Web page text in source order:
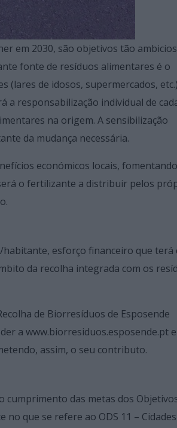
em 2030, são objetivos tão
fonte de resíduos alimentares é o
(lares de idosos, supermercados,
a responsabilização individual de
na origem. A sensibilização
da mudança necessária.
económicos locais,
o fertilizante a distribuir pelos
esforço financeiro que terá
da recolha integrada com os
de Biorresíduos de Esposende
a www.biorresiduos.esposende.pt e
assim, o seu contributo.
das metas dos
no que se refere ao ODS 11 –